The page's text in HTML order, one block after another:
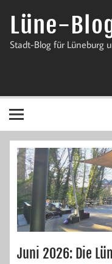
InhaltLüne-
Stadt-Blog für Lüneburg
Juni 2026: Die